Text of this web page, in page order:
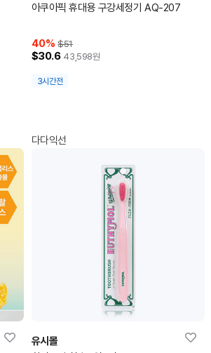
아쿠아픽 휴대용 구강세정기 AQ-207
40% $51
$30.6 43,598원
3시간전
다다익선
유시몰